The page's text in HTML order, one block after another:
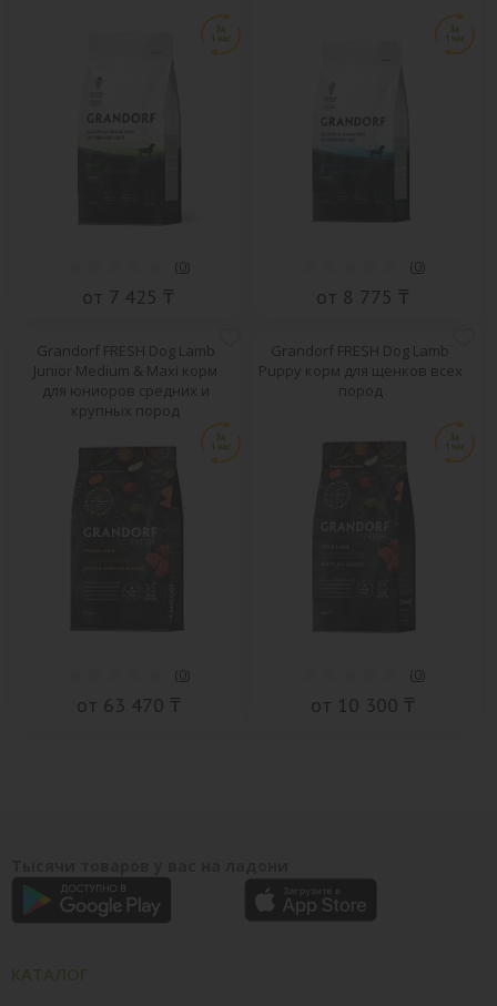
(0)
от 7 425 ₸
(0)
от 8 775 ₸
Grandorf FRESH Dog Lamb
Junior Medium & Maxi корм
для юниоров средних и
крупных пород
(0)
от 63 470 ₸
Grandorf FRESH Dog Lamb
Puppy корм для щенков всех
пород
(0)
от 10 300 ₸